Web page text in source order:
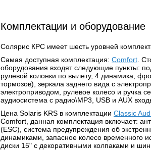
Комплектации и оборудование
Солярис КРС имеет шесть уровней
Самая доступная комплектация: Comfort .
оборудования входят следующие пункты:
рулевой колонки по вылету, 4 динамика,
тормозов), зеркала заднего вида с
электроприводом, рулевое колесо и ручка
аудиосистема с радио\MP3, USB и AUX
Цена Solaris KRS в комплектации Classic
Comfort, данная комплектация включает:
(ESC), система предупреждения об
динамиками, запасное колесо временного
диски 15" с декоративными колпаками и